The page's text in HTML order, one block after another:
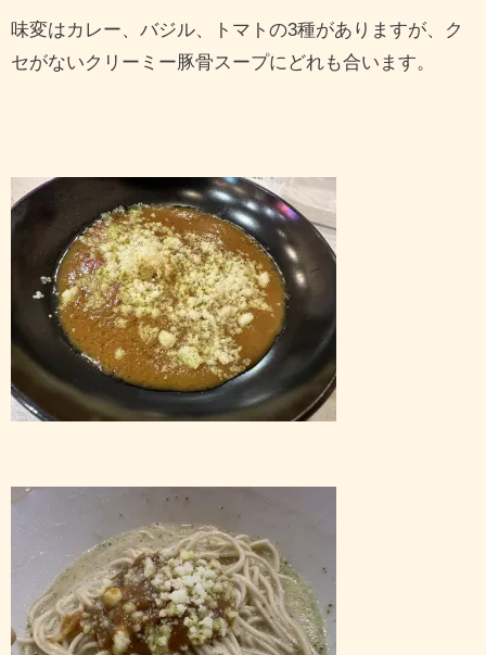
味変はカレー、バジル、トマトの3種がありますが、ク
セがないクリーミー豚骨スープにどれも合います。